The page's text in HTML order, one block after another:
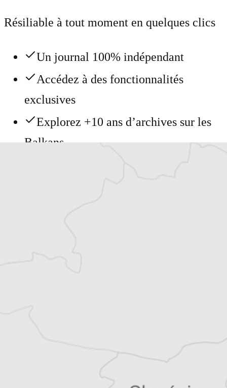
Résiliable à tout moment en quelques clics
Un journal 100% indépendant
Accédez à des fonctionnalités
exclusives
Explorez +10 ans d’archives sur les
Balkans